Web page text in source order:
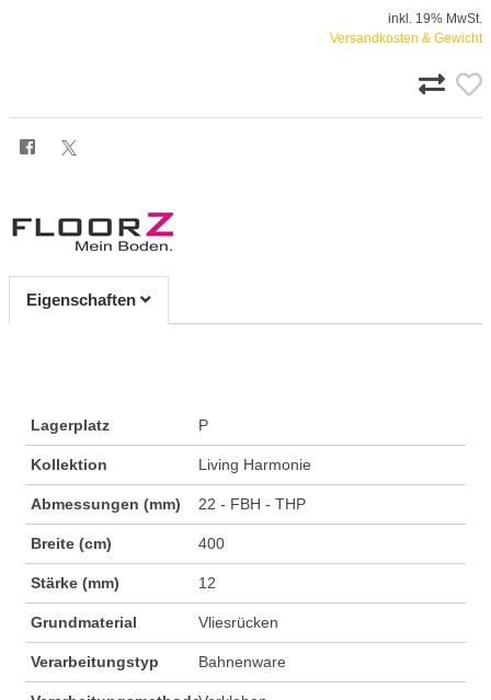
inkl. 19% MwSt.
Versandkosten & Gewicht
Eigenschaften
Lagerplatz P
Kollektion Living Harmonie
Abmessungen (mm) 22 - FBH - THP
Breite (cm) 400
Stärke (mm) 12
Grundmaterial Vliesrücken
Verarbeitungstyp Bahnenware